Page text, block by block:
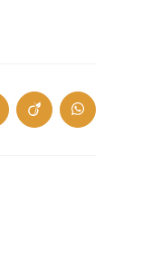
Opens
in
Opens
in